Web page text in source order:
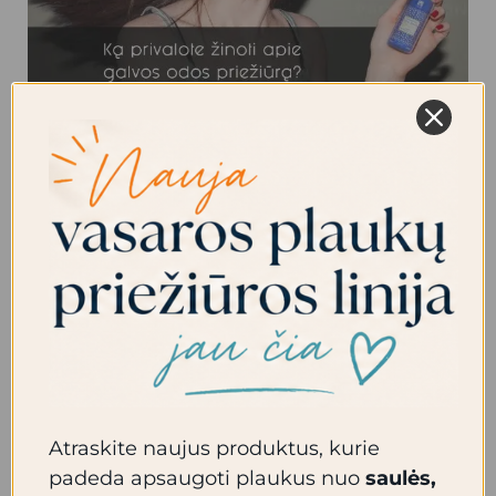
Ką privalote žinoti apie
galvos odos priežiūrą?
Parašykite komentarą Plaukų priežiūra admin
Skiriama nemažai dėmesio kūno ar veido odos
priežiūrai, tačiau kaip teisingai puoselėti galvos
odą? Sveika ir prižiūrėta galvos oda yra pirmas
kaupiasi ne tik negyvų ląstelių sluoksnis, bet ir
nugula daugelis naudojamų kosmetikos kaip
priežiūrą?
Atraskite naujus produktus, kurie
padeda apsaugoti plaukus nuo saulės,